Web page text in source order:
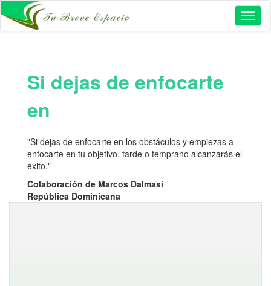
Si dejas de enfocarte
en
"Si dejas de enfocarte en los obstáculos y empiezas a
enfocarte en tu objetivo, tarde o temprano alcanzarás el
éxito."
Colaboración de Marcos Dalmasí
República Dominicana